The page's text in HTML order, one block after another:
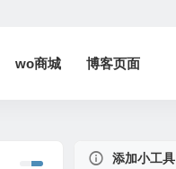
wo商城 博客页面
添加小工具